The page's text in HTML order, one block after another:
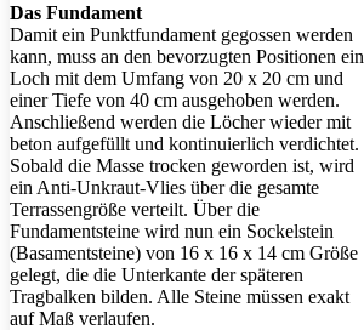
Das Fundament
Damit ein Punktfundament gegossen werden
kann, muss an den bevorzugten Positionen ein
Loch mit dem Umfang von 20 x 20 cm und
einer Tiefe von 40 cm ausgehoben werden.
Anschließend werden die Löcher wieder mit
beton aufgefüllt und kontinuierlich verdichtet.
Sobald die Masse trocken geworden ist, wird
ein Anti-Unkraut-Vlies über die gesamte
Terrassengröße verteilt. Über die
Fundamentsteine wird nun ein Sockelstein
(Basamentsteine) von 16 x 16 x 14 cm Größe
gelegt, die die Unterkante der späteren
Tragbalken bilden. Alle Steine müssen exakt
auf Maß verlaufen.